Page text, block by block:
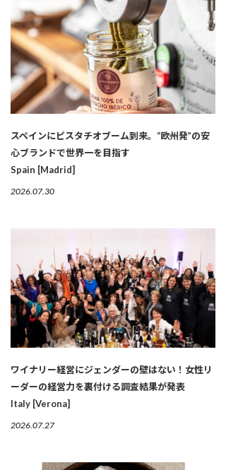
スペインにピスタチオブーム到来。“欧州発”の安
心ブランドで世界一を目指す
Spain [Madrid]
2026.07.30
ワイナリー経営にジェンダーの壁はない！女性リ
ーダーの経営力を裏付ける調査結果が発表
Italy [Verona]
2026.07.27